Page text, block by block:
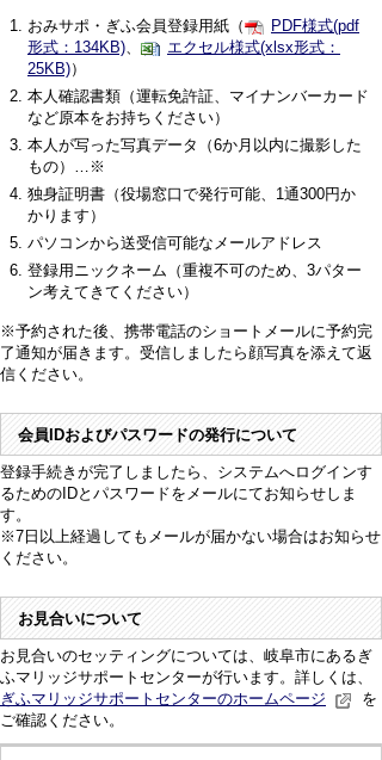
おみサポ・ぎふ会員登録用紙（
PDF様式(pdf
形式：134KB)、
エクセル様式(xlsx形式：
25KB)）
本人確認書類（運転免許証、マイナンバーカード
など原本をお持ちください）
本人が写った写真データ（6か月以内に撮影した
もの）…※
独身証明書（役場窓口で発行可能、1通300円か
かります）
パソコンから送受信可能なメールアドレス
登録用ニックネーム（重複不可のため、3パター
ン考えてきてください）
※予約された後、携帯電話のショートメールに予約完
了通知が届きます。受信しましたら顔写真を添えて返
信ください。
会員IDおよびパスワードの発行について
登録手続きが完了しましたら、システムへログインす
るためのIDとパスワードをメールにてお知らせしま
す。
※7日以上経過してもメールが届かない場合はお知らせ
ください。
お見合いについて
お見合いのセッティングについては、岐阜市にあるぎ
ふマリッジサポートセンターが行います。詳しくは、
ぎふマリッジサポートセンターのホームページ
を
ご確認ください。